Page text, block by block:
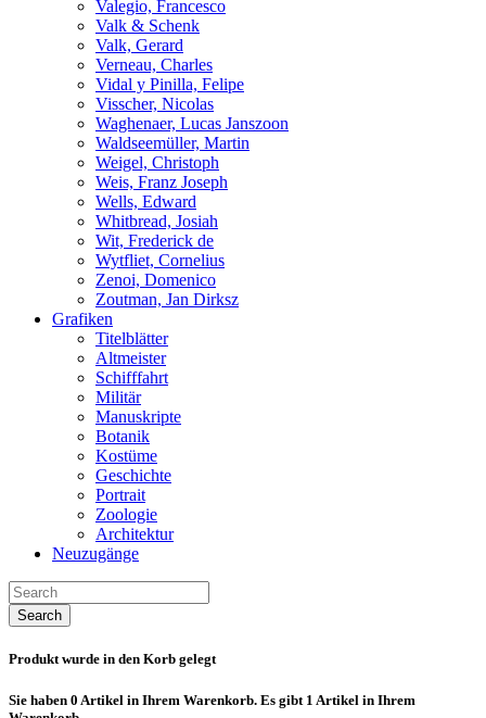
Valegio, Francesco
Valk & Schenk
Valk, Gerard
Verneau, Charles
Vidal y Pinilla, Felipe
Visscher, Nicolas
Waghenaer, Lucas Janszoon
Waldseemüller, Martin
Weigel, Christoph
Weis, Franz Joseph
Wells, Edward
Whitbread, Josiah
Wit, Frederick de
Wytfliet, Cornelius
Zenoi, Domenico
Zoutman, Jan Dirksz
Grafiken
Titelblätter
Altmeister
Schifffahrt
Militär
Manuskripte
Botanik
Kostüme
Geschichte
Portrait
Zoologie
Architektur
Neuzugänge
Search
Produkt wurde in den Korb gelegt
Sie haben 0 Artikel in Ihrem Warenkorb. Es gibt 1 Artikel in Ihrem